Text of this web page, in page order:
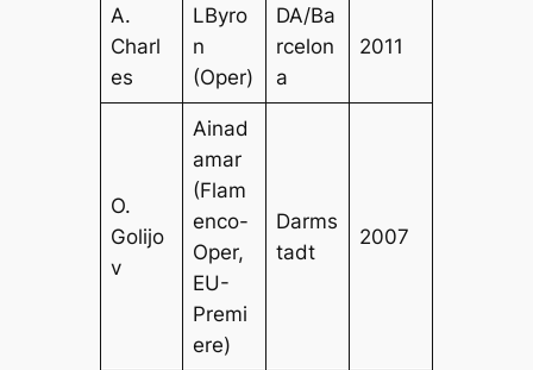
A.
Charl
es
LByro
n
(Oper)
DA/Ba
rcelon
a
2011
O.
Golijo
v
Ainad
amar
(Flam
enco-
Oper,
EU-
Premi
ere)
Darms
tadt
2007